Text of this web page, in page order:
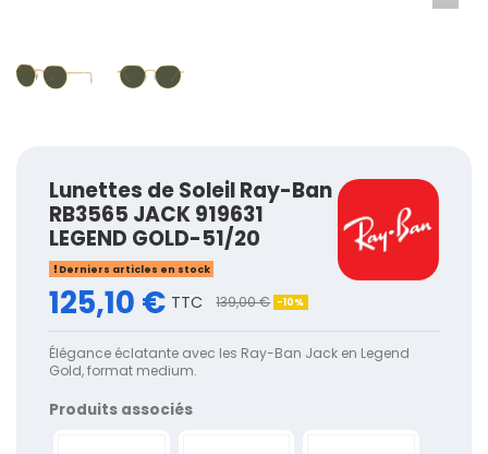
Lunettes de Soleil Ray-Ban
RB3565 JACK 919631
LEGEND GOLD-51/20
Derniers articles en stock
125,10 € TTC 139,00 € -10%
Élégance éclatante avec les Ray-Ban Jack en Legend
Gold, format medium.
Produits associés